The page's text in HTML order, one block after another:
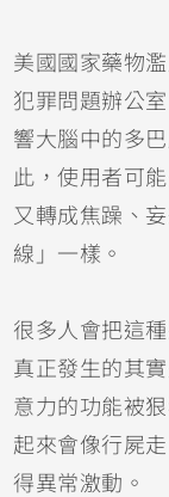
美國國家藥物
犯罪問題辦公
響大腦中的多
此，使用者可
又轉成焦躁、
線」一樣。
很多人會把這
真正發生的其
意力的功能被
起來會像行屍
得異常激動。